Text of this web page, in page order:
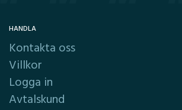
HANDLA
Kontakta oss
Villkor
Logga in
Avtalskund